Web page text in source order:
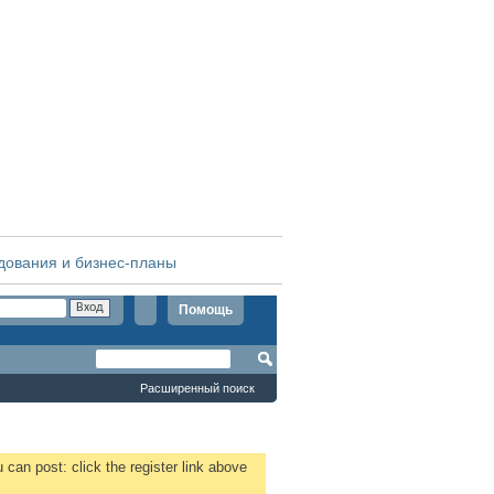
и бизнес-планы
Помощь
Расширенный поиск
can post: click the register link above